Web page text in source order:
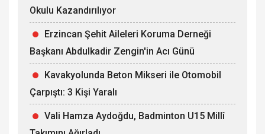
Okulu Kazandırılıyor
Erzincan Şehit Aileleri Koruma Derneği
Başkanı Abdulkadir Zengin'in Acı Günü
Kavakyolunda Beton Mikseri ile Otomobil
Çarpıştı: 3 Kişi Yaralı
Vali Hamza Aydoğdu, Badminton U15 Millî